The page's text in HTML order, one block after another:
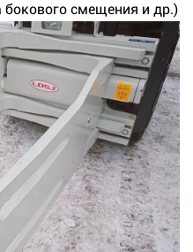
смещения и др.)